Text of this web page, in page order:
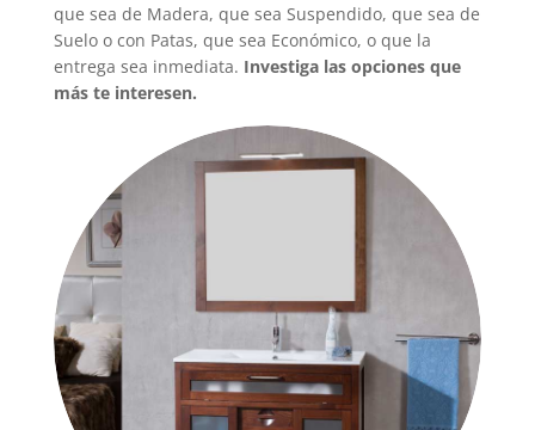
que sea de Madera, que sea Suspendido, que sea de
Suelo o con Patas, que sea Económico, o que la
entrega sea inmediata. Investiga las opciones que
más te interesen.